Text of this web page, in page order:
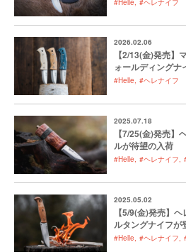
2026.02.06
【2/13(金)発売】
ォールディングナ
#Helle #ヘレナイフ
2025.07.18
【7/25(金)発売】
ルが待望の入荷
#Helle #ヘレナイフ
2025.05.02
【5/9(金)発売】
ルタングナイフが
#Helle #ヘレナイフ